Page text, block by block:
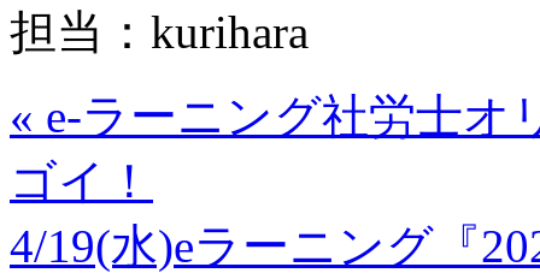
担当：kurihara
« e-ラーニング社労士オ
ゴイ！
4/19(水)eラーニング『